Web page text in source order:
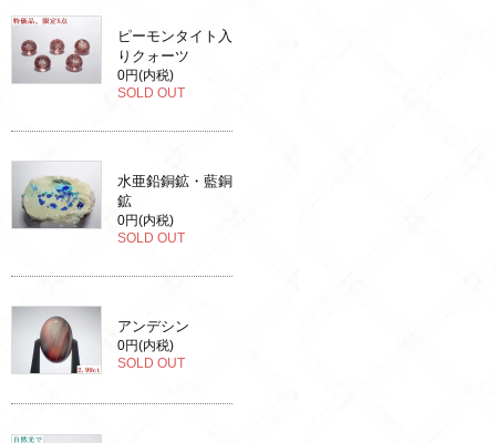
ピーモンタイト入
りクォーツ
0円(内税)
SOLD OUT
水亜鉛銅鉱・藍銅
鉱
0円(内税)
SOLD OUT
アンデシン
0円(内税)
SOLD OUT